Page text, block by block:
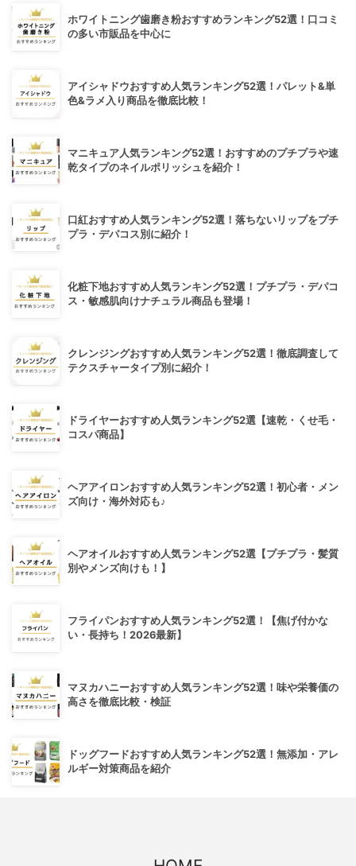
ホワイトニング歯磨き粉おすすめランキング52選！口コミ
の多い市販品を中心に
アイシャドウおすすめ人気ランキング52選！パレット&単
色&ラメ入り商品を徹底比較！
マニキュア人気ランキング52選！おすすめのプチプラや速
乾タイプのネイルポリッシュを紹介！
口紅おすすめ人気ランキング52選！落ちないリップをプチ
プラ・デパコス別に紹介！
化粧下地おすすめ人気ランキング52選！プチプラ・デパコ
ス・敏感肌向けナチュラル商品も登場！
クレンジングおすすめ人気ランキング52選！徹底調査して
テクスチャータイプ別に紹介！
ドライヤーおすすめ人気ランキング52選【速乾・くせ毛・
コスパ商品】
ヘアアイロンおすすめ人気ランキング52選！初心者・メン
ズ向け・海外対応も♪
ヘアオイルおすすめ人気ランキング52選【プチプラ・髪質
別やメンズ向けも！】
フライパンおすすめ人気ランキング52選！【焦げ付かな
い・長持ち！2026最新】
マヌカハニーおすすめ人気ランキング52選！味や栄養価の
高さを徹底比較・検証
ドッグフードおすすめ人気ランキング52選！無添加・アレ
ルギー対策商品を紹介